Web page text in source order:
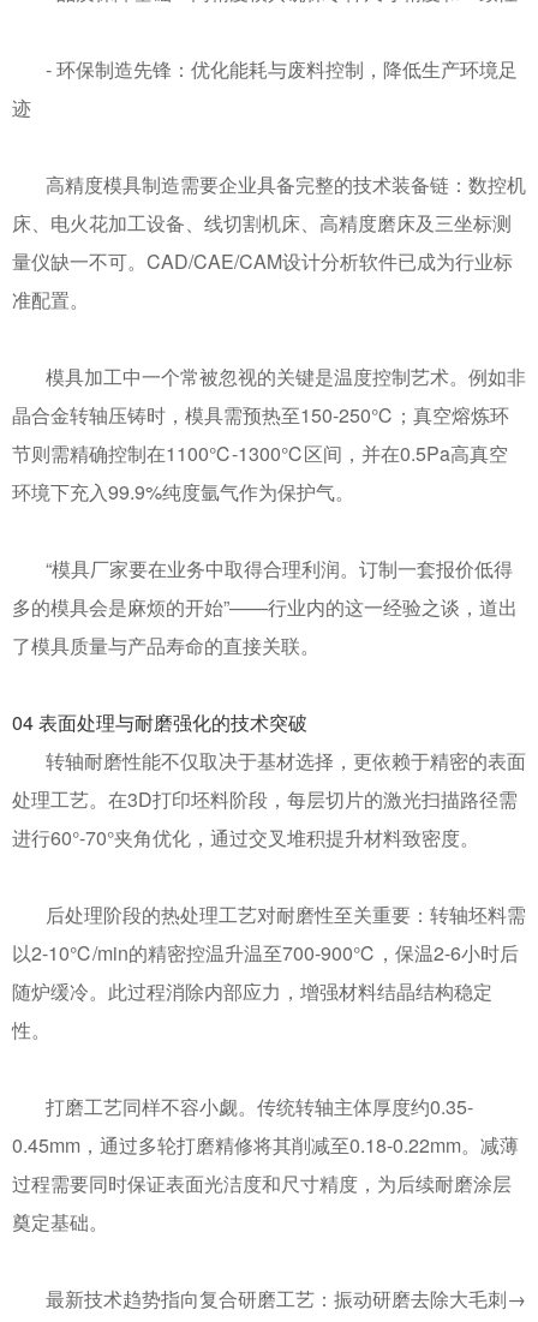
-环保制造先锋：优化能耗与废料控制，降低生产环境足
迹
高精度模具制造需要企业具备完整的技术装备链：数控机
床、电火花加工设备、线切割机床、高精度磨床及三坐标测
量仪缺一不可。 CAD/CAE/CAM设计分析软件已成为行业标
准配置。
模具加工中一个常被忽视的关键是温度控制艺术。例如非
晶合金转轴压铸时，模具需预热至150-250℃；真空熔炼环
节则需精确控制在1100℃-1300℃区间，并在0.5Pa高真空
环境下充入99.9%纯度氩气作为保护气。
“模具厂家要在业务中取得合理利润。订制一套报价低得
多的模具会是麻烦的开始”——行业内的这一经验之谈，道出
了模具质量与产品寿命的直接关联。
04表面处理与耐磨强化的技术突破
转轴耐磨性能不仅取决于基材选择，更依赖于精密的表面
处理工艺。在3D打印坯料阶段，每层切片的激光扫描路径需
进行60°-70°夹角优化，通过交叉堆积提升材料致密度。
后处理阶段的热处理工艺对耐磨性至关重要：转轴坯料需
以2-10℃/min的精密控温升温至700-900℃，保温2-6小时后
随炉缓冷。此过程消除内部应力，增强材料结晶结构稳定
性。
打磨工艺同样不容小觑。传统转轴主体厚度约0.35-
0.45mm ，通过多轮打磨精修将其削减至0.18-0.22mm。减薄
过程需要同时保证表面光洁度和尺寸精度，为后续耐磨涂层
奠定基础。
最新技术趋势指向复合研磨工艺：振动研磨去除大毛刺→